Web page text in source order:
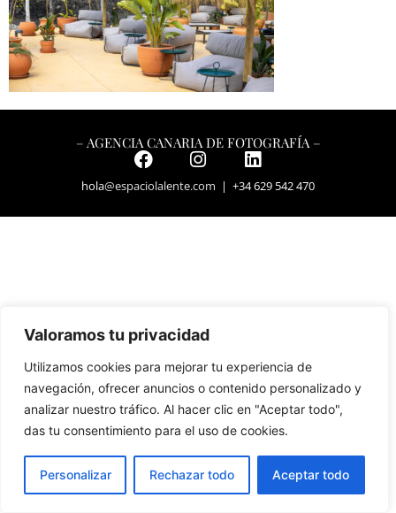
Valoramos tu privacidad
Utilizamos cookies para mejorar tu experiencia de
navegación, ofrecer anuncios o contenido personalizado y
analizar nuestro tráfico. Al hacer clic en "Aceptar todo",
das tu consentimiento para el uso de cookies.
Personalizar Rechazar todo Aceptar todo
– AGENCIA CANARIA DE FOTOGRAFÍA –
hola@espaciolalente.com | +34 629 542 470